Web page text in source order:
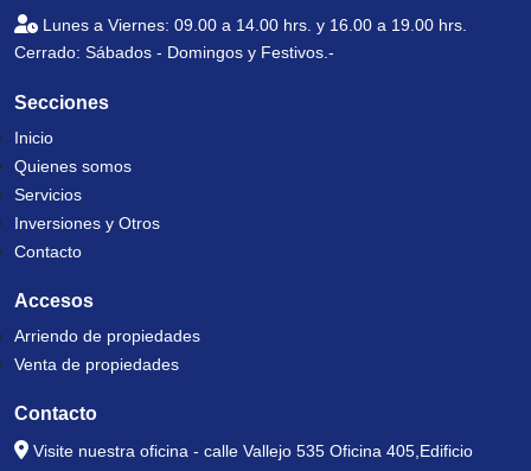
Lunes a Viernes: 09.00 a 14.00 hrs. y 16.00 a 19.00 hrs.
Cerrado: Sábados - Domingos y Festivos.-
Secciones
Inicio
Quienes somos
Servicios
Inversiones y Otros
Contacto
Accesos
Arriendo de propiedades
Venta de propiedades
Contacto
Visite nuestra oficina - calle Vallejo 535 Oficina 405,Edificio